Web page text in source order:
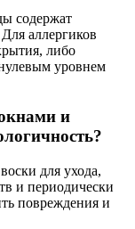
содержат
аллергиков
либо
уровнем
и
для ухода,
и периодически
повреждения и